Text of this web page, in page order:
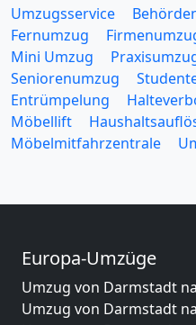
Umzugsservice
Fernumzug
Mini Umzug
Seniorenumzug
Entrümpelung
Möbellift
Möbelmitfahrzentrale
Europa-Umzüge
Umzug von Darmstadt
Umzug von Darmstadt